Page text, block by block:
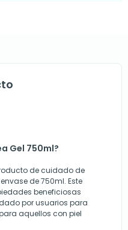
Gel 750ml?
de cuidado de
de 750ml. Este
beneficiosas
por usuarios para
aquellos con piel